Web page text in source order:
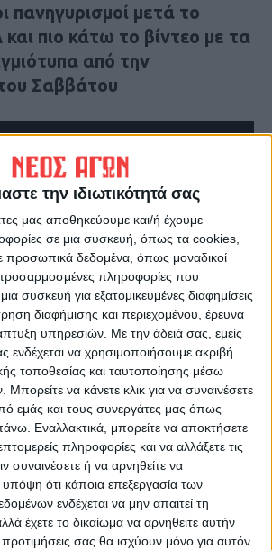
την ιδιωτικότητά σας
μας αποθηκεύουμε και/ή έχουμε
σε μια συσκευή, όπως τα cookies,
προσωπικά δεδομένα, όπως μοναδικοί
προσαρμοσμένες πληροφορίες που
συσκευή για εξατομικευμένες διαφημίσεις
διαφήμισης και περιεχομένου, έρευνα
υπηρεσιών. Με την άδειά σας, εμείς
ενδέχεται να χρησιμοποιήσουμε ακριβή
τοποθεσίας και ταυτοποίησης μέσω
να κάνετε κλικ για να συναινέσετε
εμάς και τους συνεργάτες μας όπως
Εναλλακτικά, μπορείτε να αποκτήσετε
πληροφορίες και να αλλάξετε τις
συναινέσετε ή να αρνηθείτε να
υπόψη ότι κάποια επεξεργασία των
ενδέχεται να μην απαιτεί τη
έχετε το δικαίωμα να αρνηθείτε αυτήν
σας θα ισχύουν μόνο για αυτόν
μετά το
πιο κάτω το βίντεο με τα
από την
Σαββάτου
Σήμερα
την εφημερίδα ΝΕΟΣ
στο Google News!
εξελίξεις στην περιοχή της
και ευρύτερα της Θεσσαλίας
ΕΠΟΜΕΝΟ ΑΡΘΡΟ